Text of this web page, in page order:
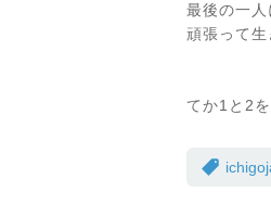
最後の一人
頑張って生
てか1と2